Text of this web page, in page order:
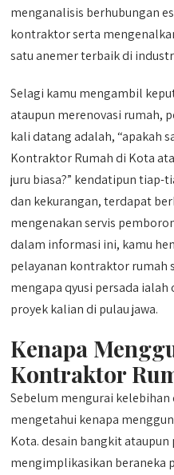
menganalisis berhubungan
kontraktor serta
satu anemer terbaik di
Selagi kamu mengambil
ataupun merenovasi rumah,
kali datang adalah, “apakah
Kontraktor Rumah di Kota
juru biasa?” kendatipun
dan kekurangan, terdapat
mengenakan servis
dalam informasi ini, kamu
pelayanan kontraktor rumah
mengapa qyusi persada
proyek kalian di pulau jawa.
Kenapa
Kontraktor
Sebelum mengurai
mengetahui kenapa
Kota. desain bangkit
mengimplikasikan beraneka